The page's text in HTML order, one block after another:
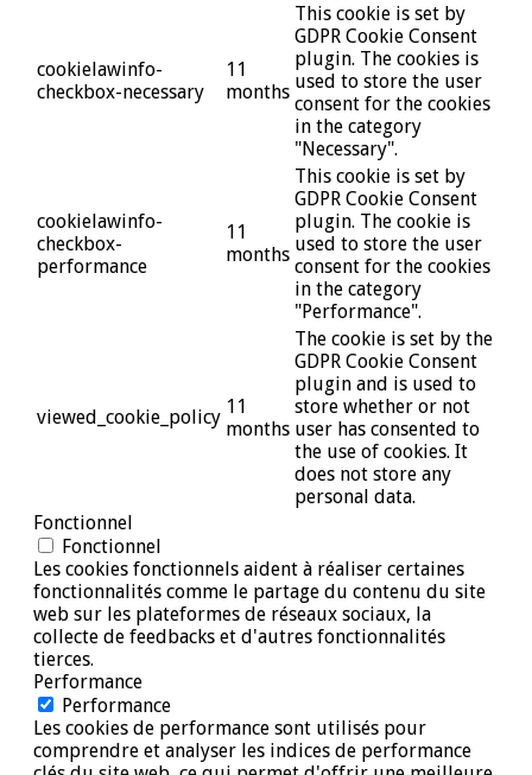
cookielawinfo-
checkbox-necessary
11
months
This cookie is set by
GDPR Cookie Consent
plugin. The cookies is
used to store the user
consent for the cookies
in the category
"Necessary".
cookielawinfo-
checkbox-
performance
11
months
This cookie is set by
GDPR Cookie Consent
plugin. The cookie is
used to store the user
consent for the cookies
in the category
"Performance".
viewed_cookie_policy 11
months
The cookie is set by the
GDPR Cookie Consent
plugin and is used to
store whether or not
user has consented to
the use of cookies. It
does not store any
personal data.
Fonctionnel
Fonctionnel
Les cookies fonctionnels aident à réaliser certaines
fonctionnalités comme le partage du contenu du site
web sur les plateformes de réseaux sociaux, la
collecte de feedbacks et d'autres fonctionnalités
tierces.
Performance
Performance
Les cookies de performance sont utilisés pour
comprendre et analyser les indices de performance